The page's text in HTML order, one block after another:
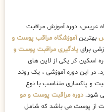
عریس، دوره آموزش مراقبت
بهترینآموزشگاه مراقب پوست و
برای یادگیری مراقبت پوست و
اسکین کر یکی از لاین های
در این دوره آموزشی ، یک روند
و پاکسازی متناسب با نوع
شود.دوره مراقبت پوست و مو
از پوست می باشد که شامل